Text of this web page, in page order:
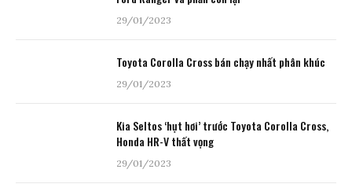
29/01/2023
Toyota Corolla Cross bán chạy nhất phân khúc
29/01/2023
Kia Seltos ‘hụt hơi’ trước Toyota Corolla Cross,
Honda HR-V thất vọng
29/01/2023